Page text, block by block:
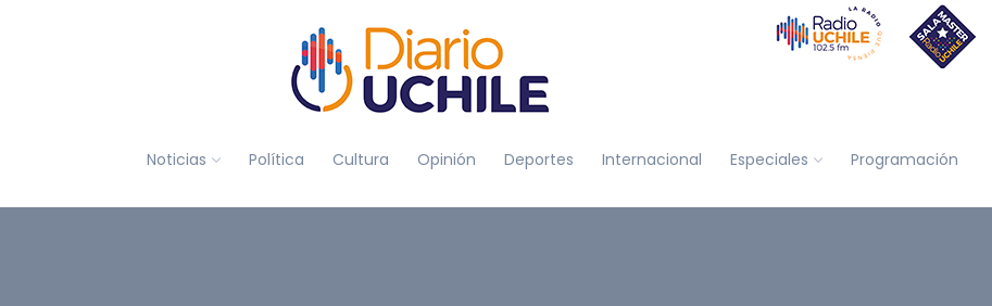
Noticias Política Cultura Opinión Deportes Internacional Especiales Programación